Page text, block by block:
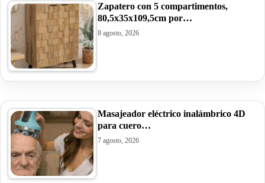
Zapatero con 5 compartimentos,
80,5x35x109,5cm por…
8 agosto, 2026
Masajeador eléctrico inalámbrico 4D
para cuero…
7 agosto, 2026